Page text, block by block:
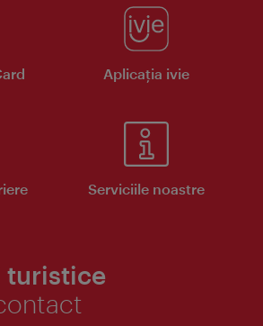
Aplicaţia ivie
Serviciile noastre
turistice